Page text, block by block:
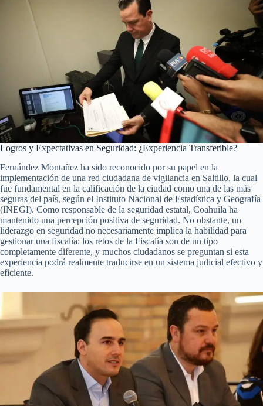
Logros y Expectativas en Seguridad: ¿Experiencia Transferible?
Fernández Montañez ha sido reconocido por su papel en la
implementación de una red ciudadana de vigilancia en Saltillo, la cual
fue fundamental en la calificación de la ciudad como una de las más
seguras del país, según el Instituto Nacional de Estadística y Geografía
(INEGI). Como responsable de la seguridad estatal, Coahuila ha
mantenido una percepción positiva de seguridad. No obstante, un
liderazgo en seguridad no necesariamente implica la habilidad para
gestionar una fiscalía; los retos de la Fiscalía son de un tipo
completamente diferente, y muchos ciudadanos se preguntan si esta
experiencia podrá realmente traducirse en un sistema judicial efectivo y
eficiente.